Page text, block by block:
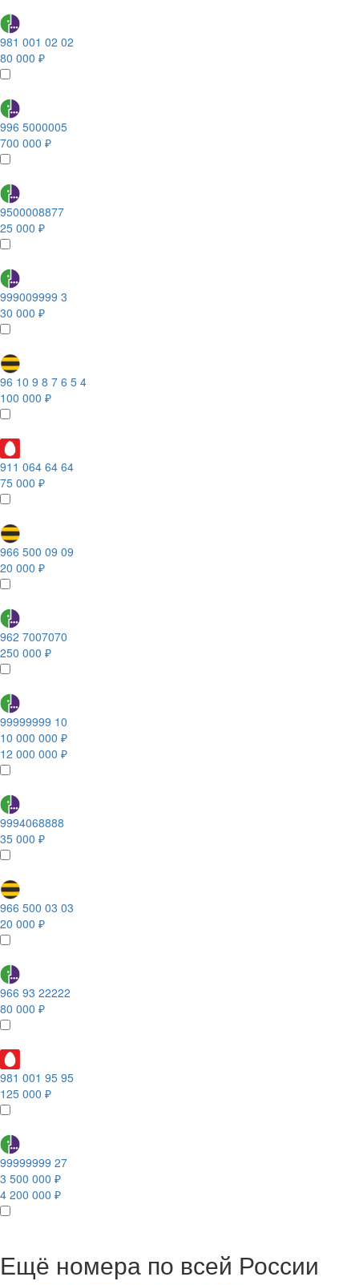
981 001 02 02
80 000 ₽
996 5000005
700 000 ₽
9500008877
25 000 ₽
999009999 3
30 000 ₽
96 10 9 8 7 6 5 4
100 000 ₽
911 064 64 64
75 000 ₽
966 500 09 09
20 000 ₽
962 7007070
250 000 ₽
99999999 10
10 000 000 ₽
12 000 000 ₽
9994068888
35 000 ₽
966 500 03 03
20 000 ₽
966 93 22222
80 000 ₽
981 001 95 95
125 000 ₽
99999999 27
3 500 000 ₽
4 200 000 ₽
Ещё номера по всей России